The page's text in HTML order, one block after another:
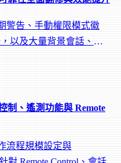
警告、手動權限模式徽
以及大量背景會話、
制、遙測功能與 Remote
流程規模設定與